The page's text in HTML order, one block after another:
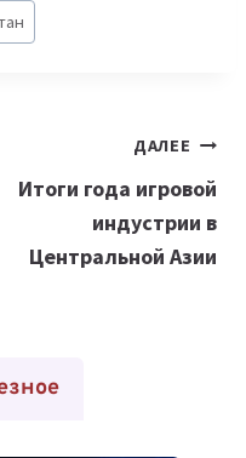
ДАЛЕЕ
Итоги года игровой
индустрии в
Центральной Азии